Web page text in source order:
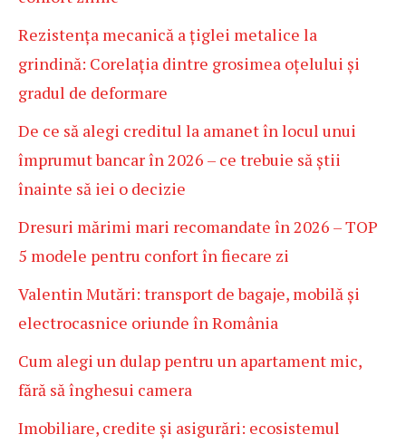
Rezistența mecanică a țiglei metalice la
grindină: Corelația dintre grosimea oțelului și
gradul de deformare
De ce să alegi creditul la amanet în locul unui
împrumut bancar în 2026 – ce trebuie să știi
înainte să iei o decizie
Dresuri mărimi mari recomandate în 2026 – TOP
5 modele pentru confort în fiecare zi
Valentin Mutări: transport de bagaje, mobilă și
electrocasnice oriunde în România
Cum alegi un dulap pentru un apartament mic,
fără să înghesui camera
Imobiliare, credite și asigurări: ecosistemul